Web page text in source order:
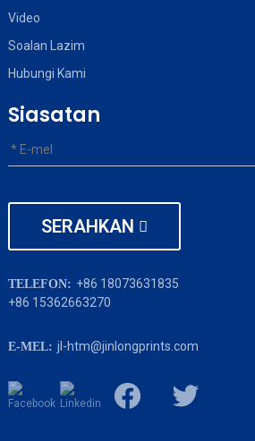
Video
Soalan Lazim
Hubungi Kami
Siasatan
SERAHKAN
TELEFON: +86 18073631835
+86 15362663270
E-MEL: jl-htm@jinlongprints.com